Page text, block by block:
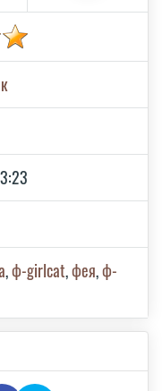
,ф-girlcat,фея,ф-